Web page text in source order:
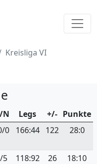
Kreisliga VI
N Legs +/- Punkte
0 166:44 122 28:0
5 118:92 26 18:10